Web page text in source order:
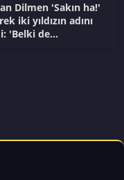
Dilmen 'Sakın ha!'
iki yıldızın adını
'Belki de